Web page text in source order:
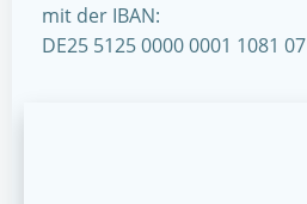
mit der IBAN:
DE25 5125 0000 0001 1081 07